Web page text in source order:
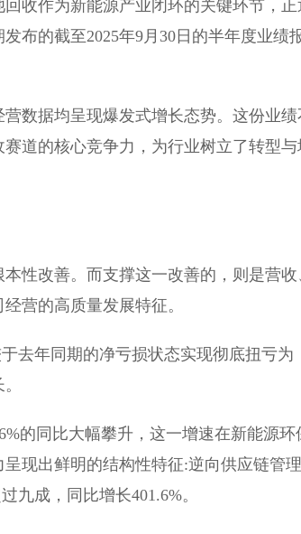
收作为新能源产业闭环的关键环节，正
布的截至2025年9月30日的半年度业绩
数据均呈现爆发式增长态势。这份业绩
道的核心竞争力，为行业树立了转型与
性改善。而支撑这一改善的，则是营收
营的高质量发展特征。
去年同期的净亏损状态实现彻底扭亏为
的同比大幅攀升，这一增速在新能源环
现出鲜明的结构性特征:逆向供应链管理
九成，同比增长401.6%。